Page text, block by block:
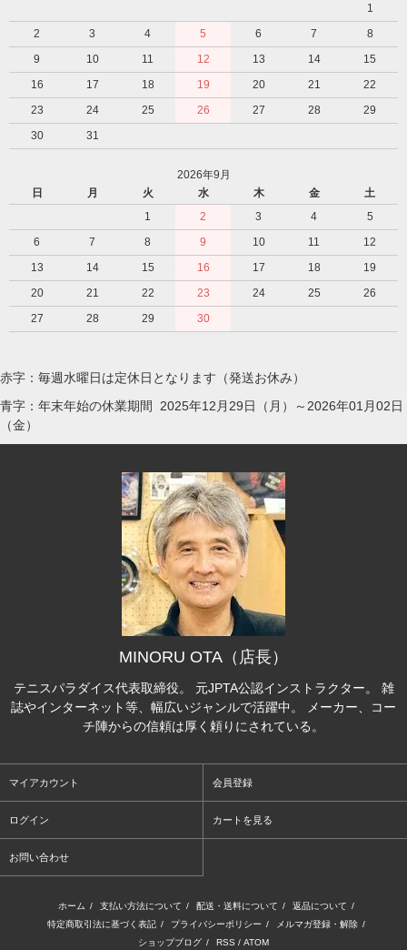
1
2
3 4 5 6 7
8
9
10 11 12 13 14
15
16
17 18 19 20 21
22
23
24 25 26 27 28
29
30
31
2026年9月
日
月 火 水 木 金
土
1
2 3 4
5
6
7 8 9 10 11
12
13
14 15 16 17 18
19
20
21 22 23 24 25
26
27
28 29 30
赤字：毎週水曜日は定休日となります（発送お休み）
青字：年末年始の休業期間 2025年12月29日（月）～2026年01月02日
（金）
MINORU OTA（店長）
テニスパラダイス代表取締役。 元JPTA公認インストラクター。 雑
誌やインターネット等、幅広いジャンルで活躍中。 メーカー、コー
チ陣からの信頼は厚く頼りにされている。
マイアカウント 会員登録
ログイン カートを見る
お問い合わせ
ホーム / 支払い方法について / 配送・送料について / 返品について /
特定商取引法に基づく表記 / プライバシーポリシー / メルマガ登録・解除 /
ショップブログ / RSS / ATOM